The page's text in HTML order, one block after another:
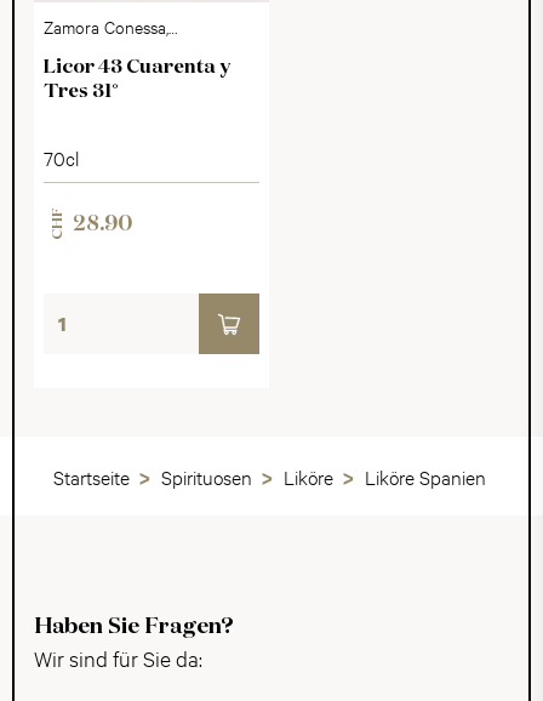
Zamora Conessa,
Spanien
Licor 43 Cuarenta y
Tres 31°
70cl
CHF 28.90
Startseite Spirituosen Liköre Liköre Spanien
Haben Sie Fragen?
Wir sind für Sie da: